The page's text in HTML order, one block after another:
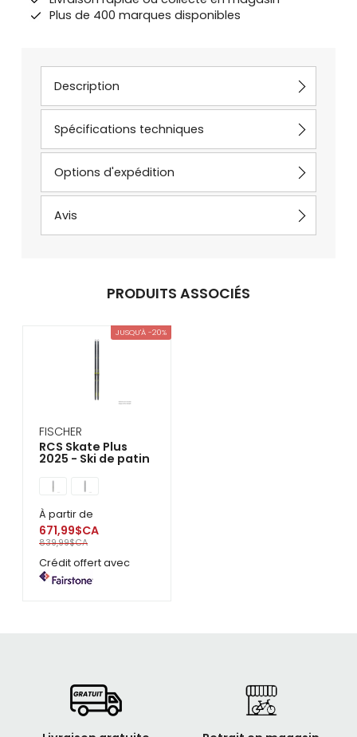
Plus de 400 marques disponibles
Description
Spécifications techniques
Options d'expédition
Avis
PRODUITS ASSOCIÉS
JUSQU'À -20%
FISCHER
RCS Skate Plus
2025 - Ski de patin
À partir de
671,99$CA
839,99$CA
Crédit offert avec